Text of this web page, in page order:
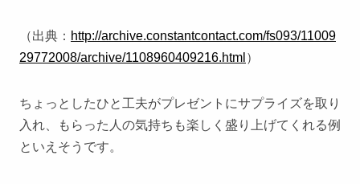
（出典： http://archive.constantcontact.com/fs093/11009
29772008/archive/1108960409216.html ）
ちょっとしたひと工夫がプレゼントにサプライズを取り
入れ、もらった人の気持ちも楽しく盛り上げてくれる例
といえそうです。